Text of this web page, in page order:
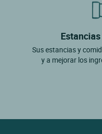
Sus estancias y
y a mejorar los